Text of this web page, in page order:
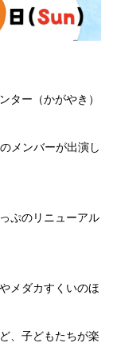
ター（かがやき）
メンバーが出演し
ぷのリニューアル
メダカすくいのほ
、子どもたちが楽